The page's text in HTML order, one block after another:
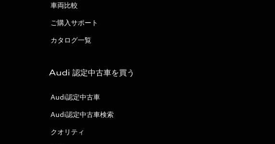
車両比較
ご購入サポート
カタログ一覧
Audi 認定中古車を買う
Audi認定中古車
Audi認定中古車検索
クオリティ